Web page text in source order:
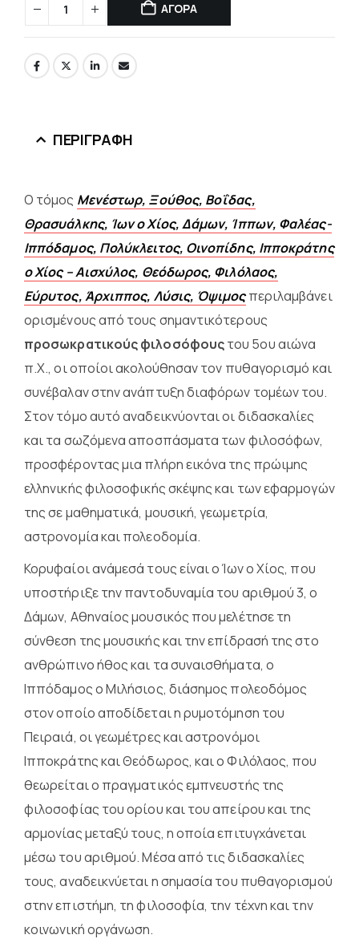
ΑΓΟΡΑ
ΠΕΡΙΓΡΑΦΉ
Ο τόμος Μενέστωρ, Ξούθος, Βοΐδας,
Θρασυάλκης, Ίων ο Χίος, Δάμων, Ίππων, Φαλέας-
Ιππόδαμος, Πολύκλειτος, Οινοπίδης, Ιπποκράτης
ο Χίος – Αισχύλος, Θεόδωρος, Φιλόλαος,
Εύρυτος, Άρχιππος, Λύσις, Όψιμος περιλαμβάνει
ορισμένους από τους σημαντικότερους
προσωκρατικούς φιλοσόφουςτου 5ου αιώνα
π.Χ., οι οποίοι ακολούθησαν τον πυθαγορισμό και
συνέβαλαν στην ανάπτυξη διαφόρων τομέων του.
Στον τόμο αυτό αναδεικνύονται οι διδασκαλίες
και τα σωζόμενα αποσπάσματα των φιλοσόφων,
προσφέροντας μια πλήρη εικόνα της πρώιμης
ελληνικής φιλοσοφικής σκέψης και των εφαρμογών
της σε μαθηματικά, μουσική, γεωμετρία,
αστρονομία και πολεοδομία.
Κορυφαίοι ανάμεσά τους είναι ο Ίων ο Χίος, που
υποστήριξε την παντοδυναμία του αριθμού 3, ο
Δάμων, Αθηναίος μουσικός που μελέτησε τη
σύνθεση της μουσικής και την επίδρασή της στο
ανθρώπινο ήθος και τα συναισθήματα, ο
Ιππόδαμος ο Μιλήσιος, διάσημος πολεοδόμος
στον οποίο αποδίδεται η ρυμοτόμηση του
Πειραιά, οι γεωμέτρες και αστρονόμοι
Ιπποκράτης και Θεόδωρος, και ο Φιλόλαος, που
θεωρείται ο πραγματικός εμπνευστής της
φιλοσοφίας του ορίου και του απείρου και της
αρμονίας μεταξύ τους, η οποία επιτυγχάνεται
μέσω του αριθμού. Μέσα από τις διδασκαλίες
τους, αναδεικνύεται η σημασία του πυθαγορισμού
στην επιστήμη, τη φιλοσοφία, την τέχνη και την
κοινωνική οργάνωση.